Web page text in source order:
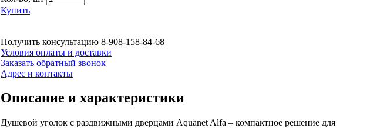
Купить
Получить консультацию 8-908-158-84-68
Условия оплаты и доставки
Заказать обратный звонок
Адрес и контакты
Описание и характеристики
Душевой уголок с раздвижными дверцами Aquanet Alfa – компактное решение для